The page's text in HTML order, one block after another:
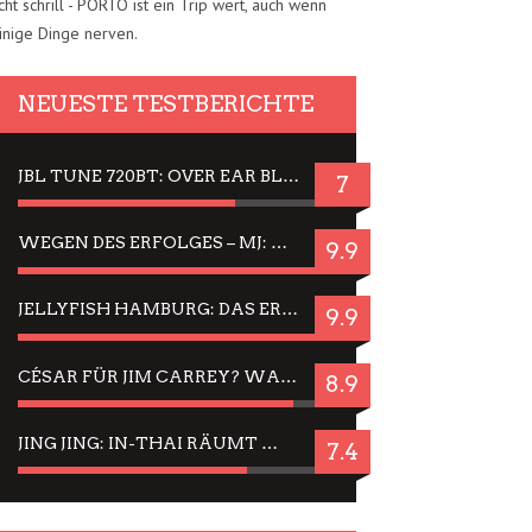
schrill - PORTO ist ein Trip wert, auch wenn
Dinge nerven.
NEUESTE TESTBERICHTE
JBL TUNE 720BT: OVER EAR BLUETOOTH KOPFHÖRER UM DIE 50,-€ IM DAUER-TEST 7
WEGEN DES ERFOLGES – MJ: MICHAEL JACKSON MUSICAL IN EINER MATINEE SEHEN 9.9
JELLYFISH HAMBURG: DAS ERFOLGREICHE SOMMER-MENÜ 2025 IN GEFÜHLEN UND BILDERN 9.9
CÉSAR FÜR JIM CARREY? WARUM DAS EINER DER NERVIGSTEN ACTORS IST UND BLEIBT 8.9
JING JING: IN-THAI RÄUMT WIEDER TITEL AB – EIN ZWEI-STUNDEN-ERLEBNISBERICHT 7.4